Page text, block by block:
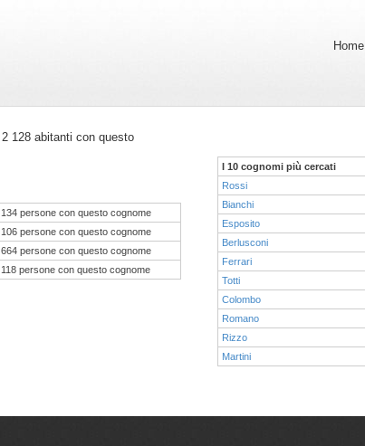
Home
128 abitanti con questo
persone con questo cognome
persone con questo cognome
persone con questo cognome
persone con questo cognome
I 10 cognomi più cercati
Rossi
Bianchi
Esposito
Berlusconi
Ferrari
Totti
Colombo
Romano
Rizzo
Martini